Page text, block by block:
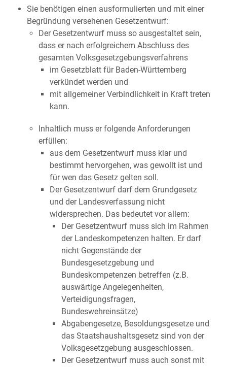
Sie benötigen einen ausformulierten und mit einer
Begründung versehenen Gesetzentwurf:
Der Gesetzentwurf muss so ausgestaltet sein,
dass er nach erfolgreichem Abschluss des
gesamten Volksgesetzgebungsverfahrens
im Gesetzblatt für Baden-Württemberg
verkündet werden und
mit allgemeiner Verbindlichkeit in Kraft treten
kann.
Inhaltlich muss er folgende Anforderungen
erfüllen:
aus dem Gesetzentwurf muss klar und
bestimmt hervorgehen, was gewollt ist und
für wen das Gesetz gelten soll.
Der Gesetzentwurf darf dem Grundgesetz
und der Landesverfassung nicht
widersprechen. Das bedeutet vor allem:
Der Gesetzentwurf muss sich im Rahmen
der Landeskompetenzen halten. Er darf
nicht Gegenstände der
Bundesgesetzgebung und
Bundeskompetenzen betreffen (z.B.
auswärtige Angelegenheiten,
Verteidigungsfragen,
Bundeswehreinsätze)
Abgabengesetze, Besoldungsgesetze und
das Staatshaushaltsgesetz sind von der
Volksgesetzgebung ausgeschlossen.
Der Gesetzentwurf muss auch sonst mit